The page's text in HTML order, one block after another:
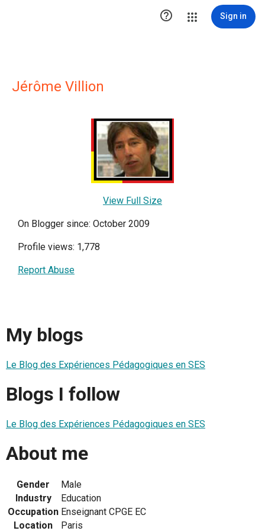
 Sign in
Jérôme Villion
View Full Size
On Blogger since: October 2009
Profile views: 1,778
Report Abuse
My blogs
Le Blog des Expériences Pédagogiques en SES
Blogs I follow
Le Blog des Expériences Pédagogiques en SES
About me
Gender
Male
Industry
Education
Occupation Enseignant CPGE EC
Location
Paris